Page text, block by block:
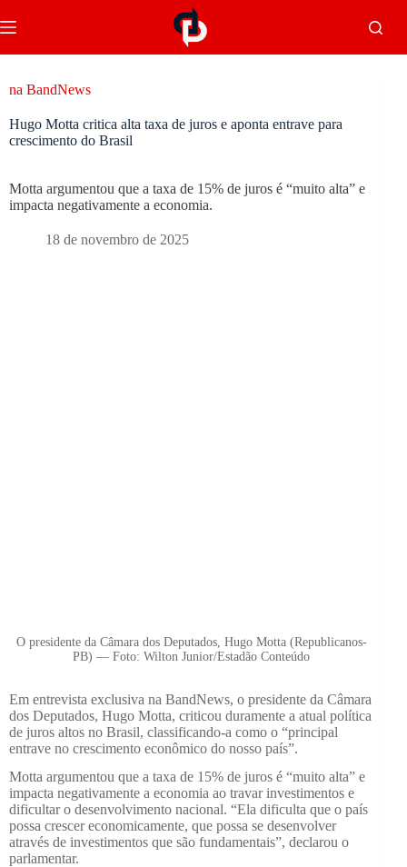
na BandNews
Hugo Motta critica alta taxa de juros e aponta entrave para
crescimento do Brasil
Motta argumentou que a taxa de 15% de juros é “muito alta” e
impacta negativamente a economia.
18 de novembro de 2025
O presidente da Câmara dos Deputados, Hugo Motta (Republicanos-
PB) — Foto: Wilton Junior/Estadão Conteúdo
Em entrevista exclusiva na BandNews, o presidente da Câmara
dos Deputados, Hugo Motta, criticou duramente a atual política
de juros altos no Brasil, classificando-a como o “principal
entrave no crescimento econômico do nosso país”.
Motta argumentou que a taxa de 15% de juros é “muito alta” e
impacta negativamente a economia ao travar investimentos e
dificultar o desenvolvimento nacional. “Ela dificulta que o país
possa crescer economicamente, que possa se desenvolver
através de investimentos que são fundamentais”, declarou o
parlamentar.